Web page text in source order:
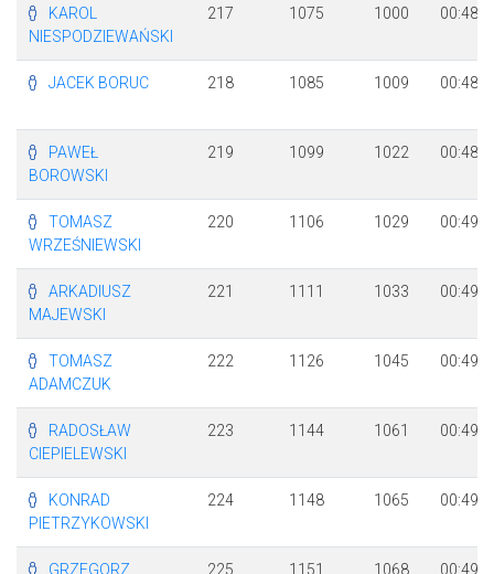
KAROL
NIESPODZIEWAŃSKI
217 1075 1000
JACEK BORUC 218 1085 1009
PAWEŁ
BOROWSKI
219 1099 1022
TOMASZ
WRZEŚNIEWSKI
220 1106 1029
ARKADIUSZ
MAJEWSKI
221 1111 1033
TOMASZ
ADAMCZUK
222 1126 1045
RADOSŁAW
CIEPIELEWSKI
223 1144 1061
KONRAD
PIETRZYKOWSKI
224 1148 1065
GRZEGORZ 225 1151 1068